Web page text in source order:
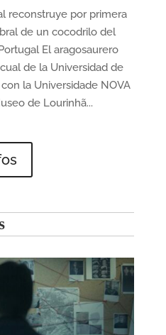
reconstruye por primera
de un cocodrilo del
El aragosaurero
de la Universidad de
la Universidade NOVA
de Lourinhã...